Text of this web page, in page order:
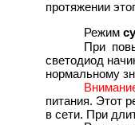
протяжении
Режим
При
светодиод
нормальному
питания. Этот
в сети. При